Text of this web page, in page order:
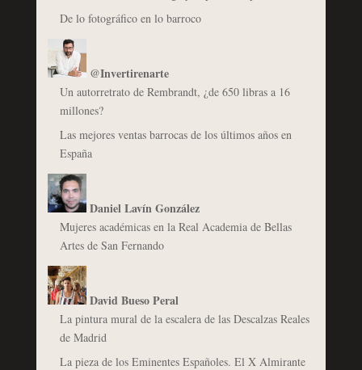
De lo fotográfico en lo barroco
@Invertirenarte
Un autorretrato de Rembrandt, ¿de 650 libras a 16
millones?
Las mejores ventas barrocas de los últimos años en
España
Daniel Lavín González
Mujeres académicas en la Real Academia de Bellas
Artes de San Fernando
David Bueso Peral
La pintura mural de la escalera de las Descalzas Reales
de Madrid
La pieza de los Eminentes Españoles. El X Almirante